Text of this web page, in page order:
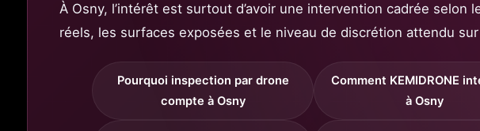
À Osny, l’intérêt est surtout d’avoir une intervention cadrée selon
réels, les surfaces exposées et le niveau de discrétion attendu
Pourquoi inspection par drone
compte à Osny
Comment KEMIDRONE
à Osny